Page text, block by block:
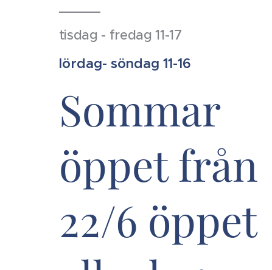
tisdag - fredag 11-17
lördag- söndag 11-16
Sommar
öppet från
22/6 öppet